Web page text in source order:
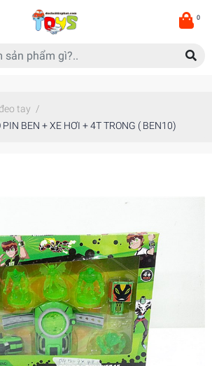
0
tay /
PIN BEN + XE HƠI + 4T TRONG ( BEN10)